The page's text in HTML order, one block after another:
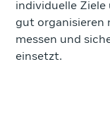
individuelle Ziele
gut organisieren
messen und
einsetzt.